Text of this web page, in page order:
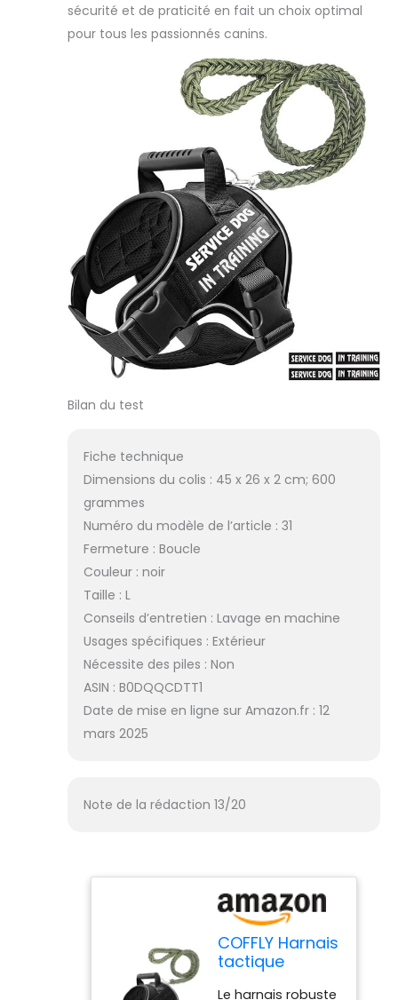
sécurité et de praticité en fait un choix optimal
pour tous les passionnés canins.
Bilan du test
Fiche technique
Dimensions du colis : 45 x 26 x 2 cm; 600
grammes
Numéro du modèle de l’article : 31
Fermeture : Boucle
Couleur : noir
Taille : L
Conseils d’entretien : Lavage en machine
Usages spécifiques : Extérieur
Nécessite des piles : Non
ASIN : B0DQQCDTT1
Date de mise en ligne sur Amazon.fr : 12
mars 2025
Note de la rédaction 13/20
COFFLY Harnais
tactique
Le harnais robuste